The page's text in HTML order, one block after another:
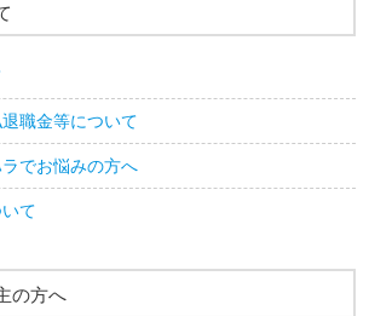
職金等について
でお悩みの方へ
て
の方へ